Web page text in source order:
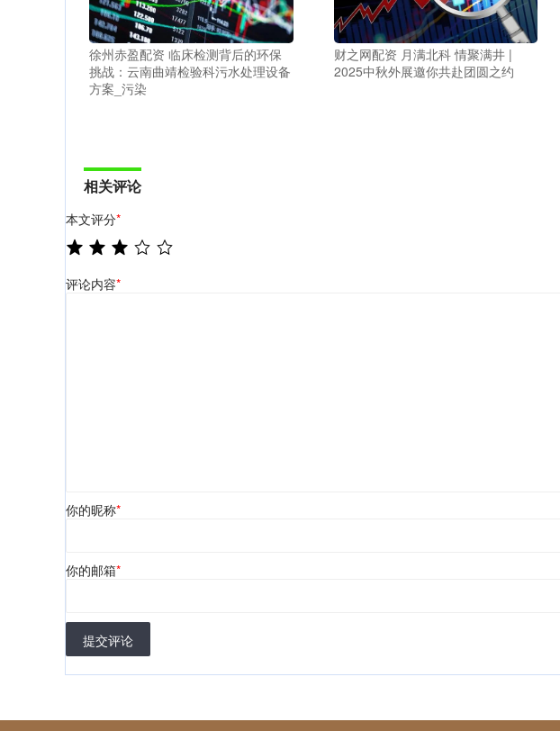
徐州赤盈配资 临床检测背后的环保
挑战：云南曲靖检验科污水处理设备
方案_污染
财之网配资 月满北科 情聚满井 |
2025中秋外展邀你共赴团圆之约
相关评论
本文评分*
评论内容*
你的昵称*
你的邮箱*
提交评论